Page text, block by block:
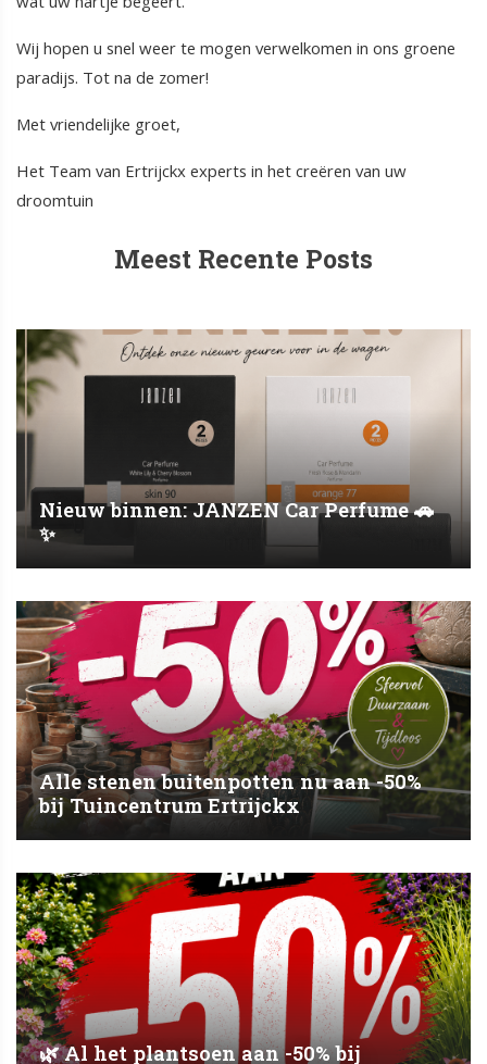
Wij hopen u snel weer te mogen verwelkomen in ons groene
paradijs. Tot na de zomer!
Met vriendelijke groet,
Het Team van Ertrijckx experts in het creëren van uw
droomtuin
Meest Recente Posts
Nieuw binnen: JANZEN Car Perfume 🚗
✨
Alle stenen buitenpotten nu aan -50%
bij Tuincentrum Ertrijckx
🌿 Al het plantsoen aan -50% bij